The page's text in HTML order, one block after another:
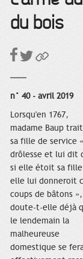
du bois
n° 40 - avril 2019
Lorsqu'en 1767,
madame Baup
sa fille de service
drôlesse et lui dit
si elle étoit sa fille
elle lui donneroit
coups de bâtons
doute-t-elle déjà
le lendemain la
malheureuse
domestique se